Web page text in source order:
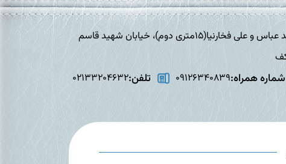
تهران،افسریه، خیابان برادران شهید عباس و علی فخارنیا(15متری دوم)، خیابان شهید قاسم
شماره همراه:09126340839 تلفن:02133204632